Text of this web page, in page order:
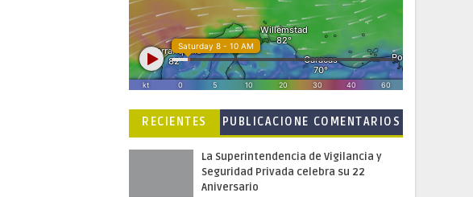
RECIENTES
PUBLICACIONE COMENTARIOS
La Superintendencia de Vigilancia y
Seguridad Privada celebra su 22
Aniversario